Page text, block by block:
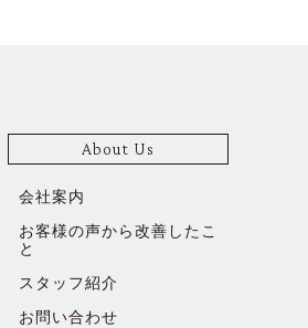
About Us
会社案内
お客様の声から改善したこ
と
スタッフ紹介
お問い合わせ